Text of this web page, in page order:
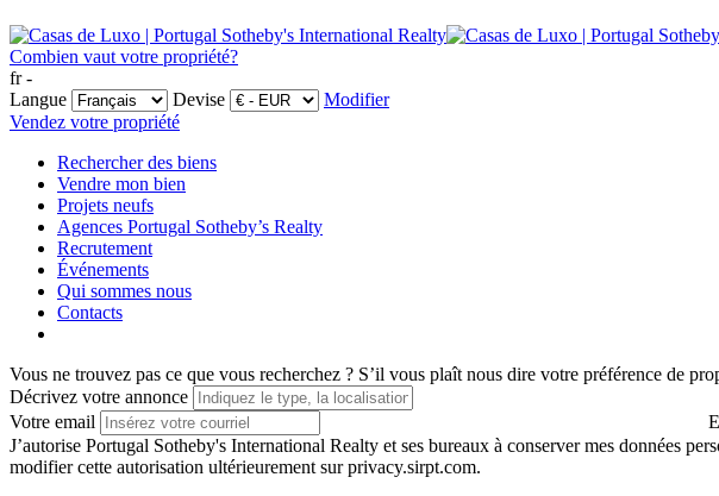
Combien vaut votre propriété?
fr -
Langue
Devise
Modifier
Vendez votre propriété
Rechercher des biens
Vendre mon bien
Projets neufs
Agences Portugal Sotheby’s Realty
Recrutement
Événements
Qui sommes nous
Contacts
Vous ne trouvez pas ce que vous recherchez ? S’il vous plaît nous dire votre préférence de
Décrivez votre annonce
Votre email
J’autorise Portugal Sotheby's International Realty et ses bureaux à conserver mes données
modifier cette autorisation ultérieurement sur privacy.sirpt.com.